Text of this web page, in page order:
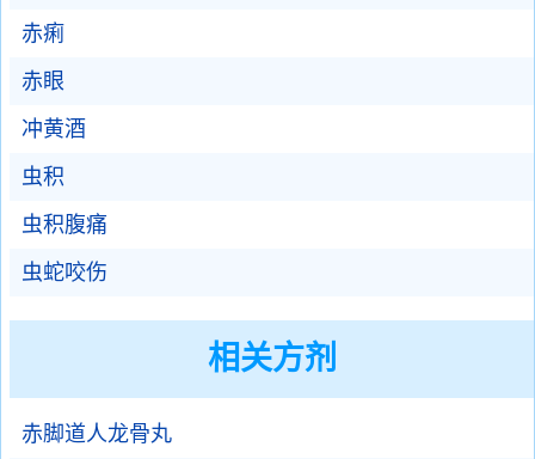
赤痢
赤眼
冲黄酒
虫积
虫积腹痛
虫蛇咬伤
相关方剂
赤脚道人龙骨丸